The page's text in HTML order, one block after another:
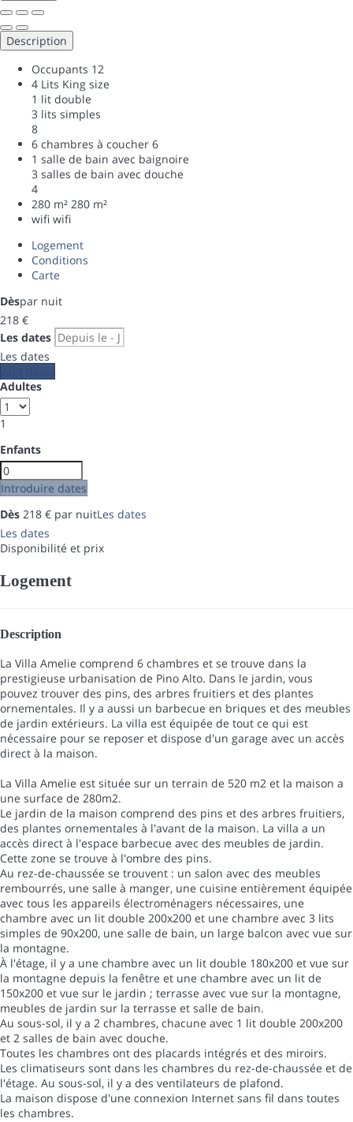
Description
Occupants 12
4 Lits King size
1 lit double
3 lits simples
8
6 chambres à coucher 6
1 salle de bain avec baignoire
3 salles de bain avec douche
4
280 m² 280 m²
wifi wifi
Logement
Conditions
Carte
Dèspar nuit
218 €
Les dates
Les dates
Adultes
1
Enfants
Introduire dates
Dès 218 € par nuitLes dates
Les dates
Disponibilité et prix
Logement
Description
La Villa Amelie comprend 6 chambres et se trouve dans la
prestigieuse urbanisation de Pino Alto. Dans le jardin, vous
pouvez trouver des pins, des arbres fruitiers et des plantes
ornementales. Il y a aussi un barbecue en briques et des meubles
de jardin extérieurs. La villa est équipée de tout ce qui est
nécessaire pour se reposer et dispose d'un garage avec un accès
direct à la maison.
La Villa Amelie est située sur un terrain de 520 m2 et la maison a
une surface de 280m2.
Le jardin de la maison comprend des pins et des arbres fruitiers,
des plantes ornementales à l'avant de la maison. La villa a un
accès direct à l'espace barbecue avec des meubles de jardin.
Cette zone se trouve à l'ombre des pins.
Au rez-de-chaussée se trouvent : un salon avec des meubles
rembourrés, une salle à manger, une cuisine entièrement équipée
avec tous les appareils électroménagers nécessaires, une
chambre avec un lit double 200x200 et une chambre avec 3 lits
simples de 90x200, une salle de bain, un large balcon avec vue sur
la montagne.
À l'étage, il y a une chambre avec un lit double 180x200 et vue sur
la montagne depuis la fenêtre et une chambre avec un lit de
150x200 et vue sur le jardin ; terrasse avec vue sur la montagne,
meubles de jardin sur la terrasse et salle de bain.
Au sous-sol, il y a 2 chambres, chacune avec 1 lit double 200x200
et 2 salles de bain avec douche.
Toutes les chambres ont des placards intégrés et des miroirs.
Les climatiseurs sont dans les chambres du rez-de-chaussée et de
l'étage. Au sous-sol, il y a des ventilateurs de plafond.
La maison dispose d'une connexion Internet sans fil dans toutes
les chambres.